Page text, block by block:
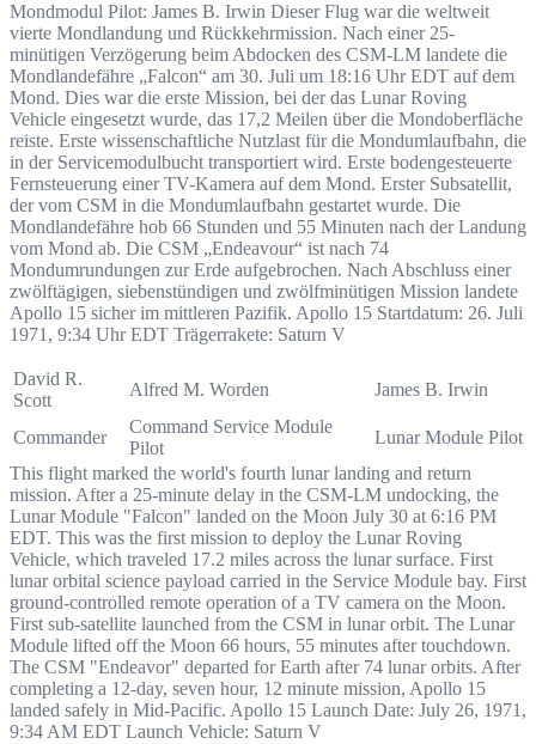
Mondmodul Pilot: James B. Irwin Dieser Flug war die weltweit
vierte Mondlandung und Rückkehrmission. Nach einer 25-
minütigen Verzögerung beim Abdocken des CSM-LM landete die
Mondlandefähre „Falcon“ am 30. Juli um 18:16 Uhr EDT auf dem
Mond. Dies war die erste Mission, bei der das Lunar Roving
Vehicle eingesetzt wurde, das 17,2 Meilen über die Mondoberfläche
reiste. Erste wissenschaftliche Nutzlast für die Mondumlaufbahn, die
in der Servicemodulbucht transportiert wird. Erste bodengesteuerte
Fernsteuerung einer TV-Kamera auf dem Mond. Erster Subsatellit,
der vom CSM in die Mondumlaufbahn gestartet wurde. Die
Mondlandefähre hob 66 ​​Stunden und 55 Minuten nach der Landung
vom Mond ab. Die CSM „Endeavour“ ist nach 74
Mondumrundungen zur Erde aufgebrochen. Nach Abschluss einer
zwölftägigen, siebenstündigen und zwölfminütigen Mission landete
Apollo 15 sicher im mittleren Pazifik. Apollo 15 Startdatum: 26. Juli
1971, 9:34 Uhr EDT Trägerrakete: Saturn V
David R.
Scott
Alfred M. Worden James B. Irwin
Commander
Command Service Module
Pilot
Lunar Module Pilot
This flight marked the world's fourth lunar landing and return
mission. After a 25-minute delay in the CSM-LM undocking, the
Lunar Module "Falcon" landed on the Moon July 30 at 6:16 PM
EDT. This was the first mission to deploy the Lunar Roving
Vehicle, which traveled 17.2 miles across the lunar surface. First
lunar orbital science payload carried in the Service Module bay. First
ground-controlled remote operation of a TV camera on the Moon.
First sub-satellite launched from the CSM in lunar orbit. The Lunar
Module lifted off the Moon 66 hours, 55 minutes after touchdown.
The CSM "Endeavor" departed for Earth after 74 lunar orbits. After
completing a 12-day, seven hour, 12 minute mission, Apollo 15
landed safely in Mid-Pacific. Apollo 15 Launch Date: July 26, 1971,
9:34 AM EDT Launch Vehicle: Saturn V